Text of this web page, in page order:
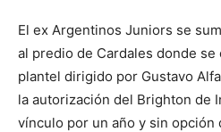
El ex Argentinos Juniors se
al predio de Cardales donde
plantel dirigido por Gustavo
la autorización del Brighton de
vínculo por un año y sin opción